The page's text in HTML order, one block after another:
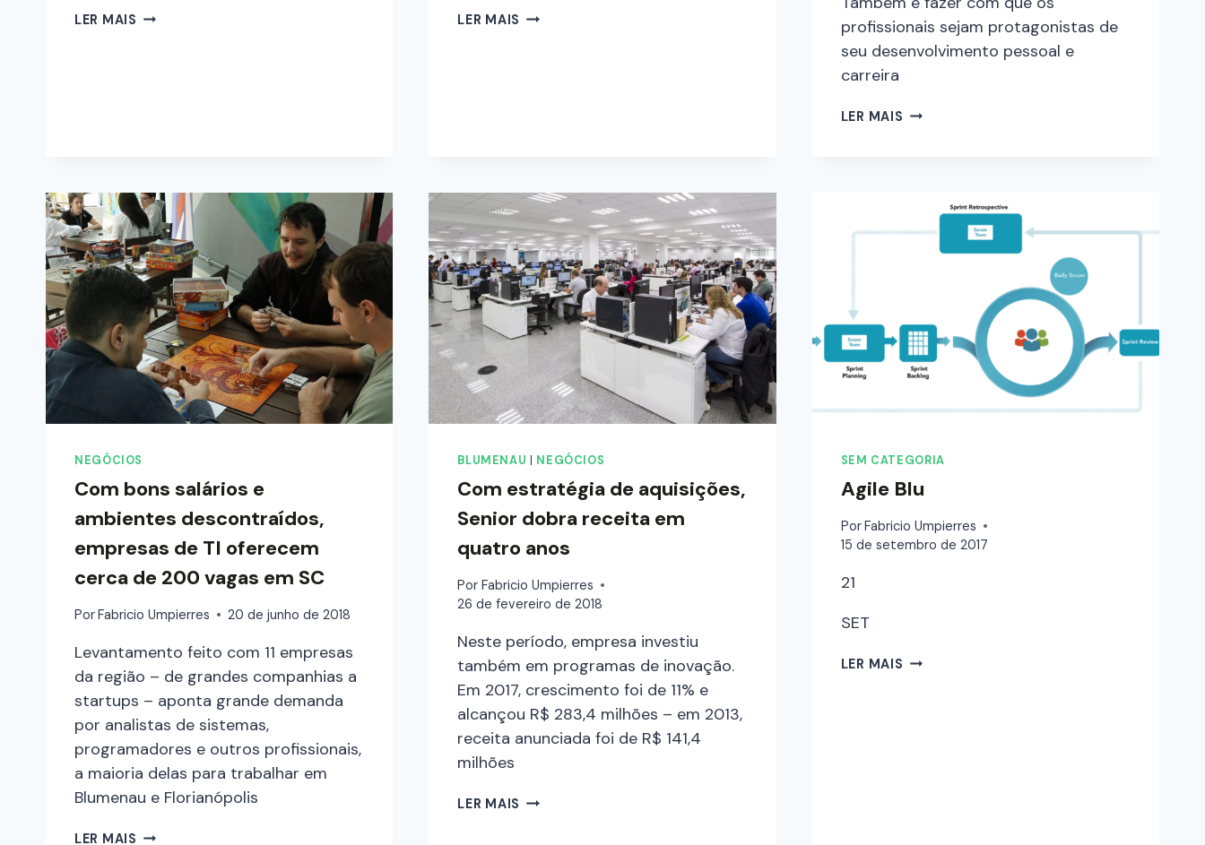
LER MAIS LER MAIS
profissionais sejam protagonistas de
seu desenvolvimento pessoal e
carreira
LER MAIS
NEGÓCIOS
Com bons salários e
ambientes descontraídos,
empresas de TI oferecem
cerca de 200 vagas em SC
PorFabricio Umpierres 20 de junho de 2018
Levantamento feito com 11 empresas
da região – de grandes companhias a
startups – aponta grande demanda
por analistas de sistemas,
programadores e outros profissionais,
a maioria delas para trabalhar em
Blumenau e Florianópolis
LER MAIS
BLUMENAU NEGÓCIOS
Com estratégia de aquisições,
Senior dobra receita em
quatro anos
Por Fabricio Umpierres
26 de fevereiro de 2018
Neste período, empresa investiu
também em programas de inovação.
Em 2017, crescimento foi de 11% e
alcançou R$ 283,4 milhões – em 2013,
receita anunciada foi de R$ 141,4
milhões
LER MAIS
SEM CATEGORIA
Agile Blu
PorFabricio Umpierres
15 de setembro de 2017
21
SET
LER MAIS